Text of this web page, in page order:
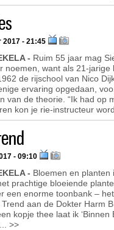
2017 - 21:45
- Ruim 55 jaar mag
noemen, want als 21-jarige
de rijschool van Nico
ervaring opgedaan,
van de theorie. “Ik had op
kon je rie-instructeur
- 09:10
- Bloemen en planten
prachtige bloeiende
een enorme toonbank –
Trend aan de Dokter Harm
kopje thee laat ik ‘Binnen
>>